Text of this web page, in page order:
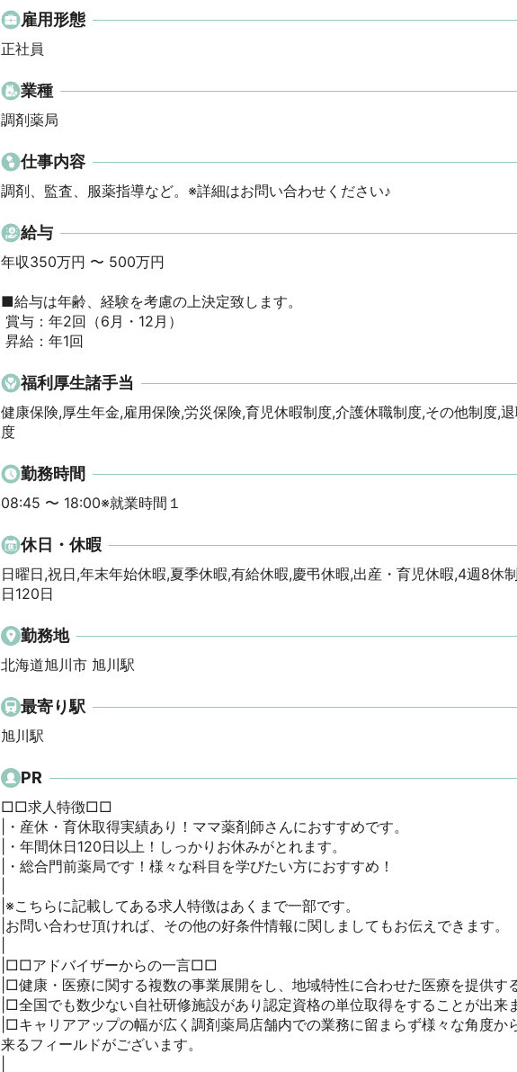
雇用形態
正社員
業種
調剤薬局
仕事内容
調剤、監査、服薬指導など。※詳細はお問い合わせください♪
給与
年収350万円 〜 500万円
■給与は年齢、経験を考慮の上決定致します。
昇給：年1回
福利厚生諸手当
健康保険,厚生年金,雇用保険,労災保険,育児休暇制度,介護休職制度,その他制度,
度
勤務時間
08:45 〜 18:00※就業時間１
休日・休暇
日曜日,祝日,年末年始休暇,夏季休暇,有給休暇,慶弔休暇,出産・育児休暇,4週8休
日120日
勤務地
北海道旭川市 旭川駅
最寄り駅
旭川駅
PR
□□求人特徴□□
|・産休・育休取得実績あり！ママ薬剤師さんにおすすめです。
|・年間休日120日以上！しっかりお休みがとれます。
|・総合門前薬局です！様々な科目を学びたい方におすすめ！
|※こちらに記載してある求人特徴はあくまで一部です。
|お問い合わせ頂ければ、その他の好条件情報に関しましてもお伝えできます。
|□□アドバイザーからの一言□□
|□健康・医療に関する複数の事業展開をし、地域特性に合わせた医療を提供す
|□全国でも数少ない自社研修施設があり認定資格の単位取得をすることが出来ま
|□キャリアアップの幅が広く調剤薬局店舗内での業務に留まらず様々な角度か
来るフィールドがございます。